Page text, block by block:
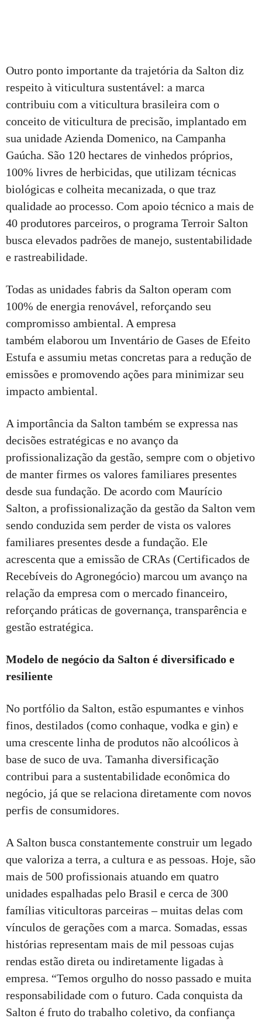
Outro ponto importante da trajetória da Salton diz
respeito à viticultura sustentável: a marca
contribuiu com a viticultura brasileira com o
conceito de viticultura de precisão, implantado em
sua unidade Azienda Domenico, na Campanha
Gaúcha. São 120 hectares de vinhedos próprios,
100% livres de herbicidas, que utilizam técnicas
biológicas e colheita mecanizada, o que traz
qualidade ao processo. Com apoio técnico a mais de
40 produtores parceiros, o programa Terroir Salton
busca elevados padrões de manejo, sustentabilidade
e rastreabilidade.
Todas as unidades fabris da Salton operam com
100% de energia renovável, reforçando seu
compromisso ambiental. A empresa
também elaborou um Inventário de Gases de Efeito
Estufa e assumiu metas concretas para a redução de
emissões e promovendo ações para minimizar seu
impacto ambiental.
A importância da Salton também se expressa nas
decisões estratégicas e no avanço da
profissionalização da gestão, sempre com o objetivo
de manter firmes os valores familiares presentes
desde sua fundação. De acordo com Maurício
Salton, a profissionalização da gestão da Salton vem
sendo conduzida sem perder de vista os valores
familiares presentes desde a fundação. Ele
acrescenta que a emissão de CRAs (Certificados de
Recebíveis do Agronegócio) marcou um avanço na
relação da empresa com o mercado financeiro,
reforçando práticas de governança, transparência e
gestão estratégica.
Modelo de negócio da Salton é diversificado e
resiliente
No portfólio da Salton, estão espumantes e vinhos
finos, destilados (como conhaque, vodka e gin) e
uma crescente linha de produtos não alcoólicos à
base de suco de uva. Tamanha diversificação
contribui para a sustentabilidade econômica do
negócio, já que se relaciona diretamente com novos
perfis de consumidores.
A Salton busca constantemente construir um legado
que valoriza a terra, a cultura e as pessoas. Hoje, são
mais de 500 profissionais atuando em quatro
unidades espalhadas pelo Brasil e cerca de 300
famílias viticultoras parceiras – muitas delas com
vínculos de gerações com a marca. Somadas, essas
histórias representam mais de mil pessoas cujas
rendas estão direta ou indiretamente ligadas à
empresa. “Temos orgulho do nosso passado e muita
responsabilidade com o futuro. Cada conquista da
Salton é fruto do trabalho coletivo, da confiança